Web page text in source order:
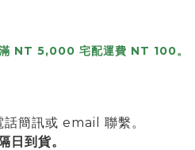
NT 5,000 宅配運費 NT 100。
話簡訊或 email 聯繫。
日到貨。